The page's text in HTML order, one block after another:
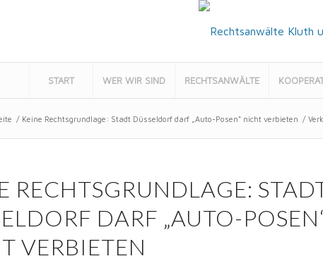
START WER WIR SIND RECHTSANWÄLTE
/ Keine Rechtsgrundlage: Stadt Düsseldorf darf „Auto-Posen“ nicht verbieten /
RECHTSGRUNDLAGE:
DARF „AUTO-
VERBIETEN